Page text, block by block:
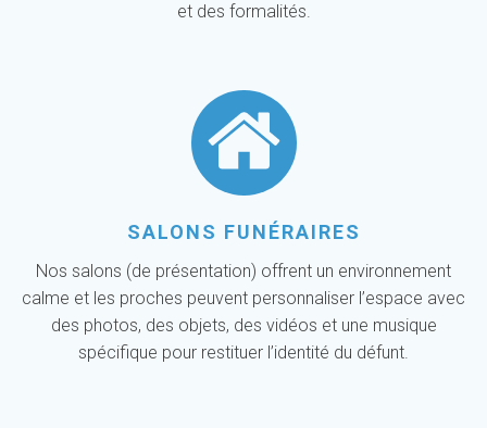
et des formalités.
SALONS FUNÉRAIRES
Nos salons (de présentation) offrent un environnement
calme et les proches peuvent personnaliser l’espace avec
des photos, des objets, des vidéos et une musique
spécifique pour restituer l’identité du défunt.